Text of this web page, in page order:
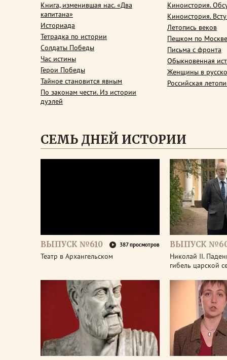
Книга, изменившая нас. «Два
капитана»
Историада
Тетрадка по истории
Солдаты Победы
Час истины
Герои Победы
Тайное становится явным
По законам чести. Из истории
дуэлей
Киноистория.
Киноистория.
Летопись веков
Пешком по Москве
Письма с фронта
Обыкновенная
Женщины в
Российская
СЕМЬ ДНЕЙ ИСТОРИИ
ВЫПУСК №610 387 просмотров
Театр в Архангельском
ВЫПУСК
Николай II.
гибель царской